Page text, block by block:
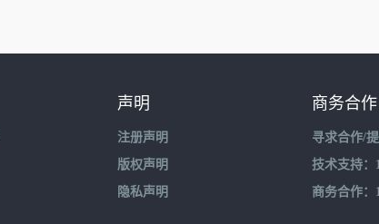
声明
注册声明
版权声明
隐私声明
商务合作
寻求合作/
技术支持：
商务合作：